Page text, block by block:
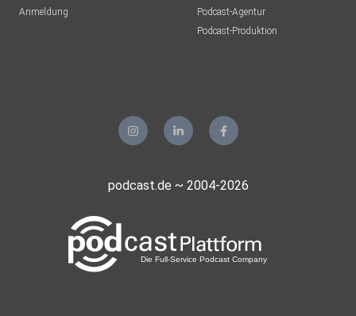
Anmeldung
Podcast-Agentur
Podcast-Produktion
podcast.de ~ 2004-2026